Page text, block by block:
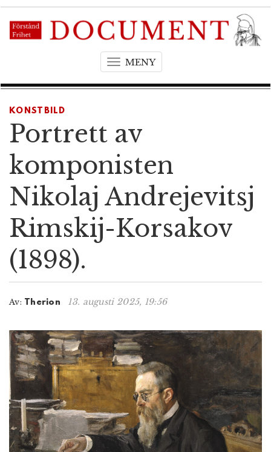
MENYT
g
a
g
a
t
n
KONSTBILD
Portrett av
komponisten
Nikolaj Andrejevitsj
Rimskij-Korsakov
(1898).
Av: Therion 13. augusti 2025, 19:56